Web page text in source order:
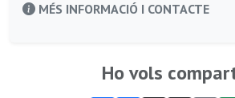
MÉS INFORMACIÓ I CONTACTE
Ho vols